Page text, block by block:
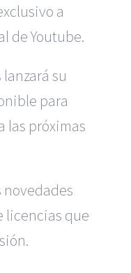
a
de Youtube.
su
para
las próximas
novedades
licencias que